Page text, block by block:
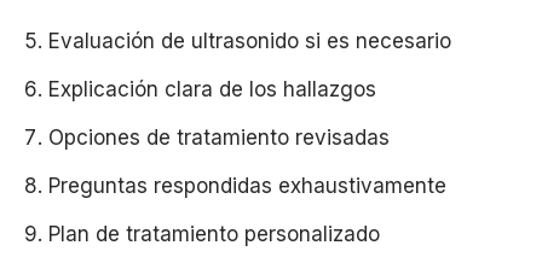
Evaluación de ultrasonido si es necesario
Explicación clara de los hallazgos
Opciones de tratamiento revisadas
Preguntas respondidas exhaustivamente
Plan de tratamiento personalizado